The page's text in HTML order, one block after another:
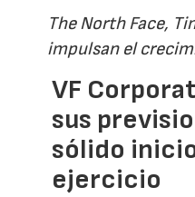
The North Face,
impulsan el
VF
sus
sólido
ejercicio